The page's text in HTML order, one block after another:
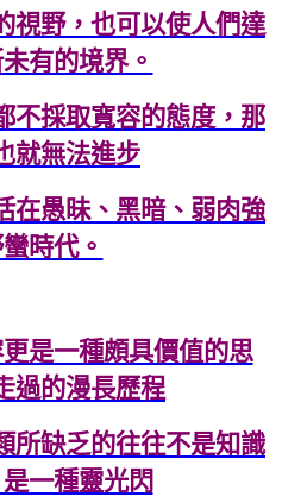
視野，也可以使人們達
有的境界。
不採取寬容的態度，那
就無法進步
在愚昧、黑暗、弱肉強
時代。
是一種頗具價值的思
過的漫長歷程
所缺乏的往往不是知識
一種靈光閃